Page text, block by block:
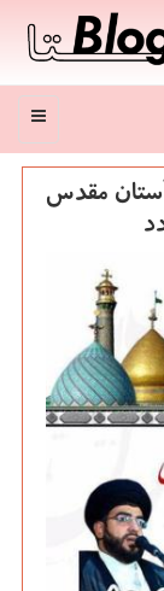
منو
مقدس